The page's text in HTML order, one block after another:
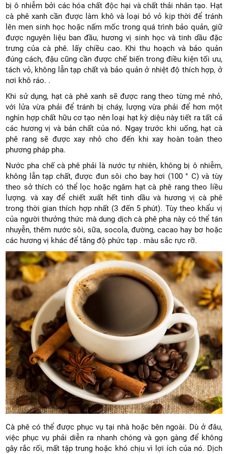
bị ô nhiễm bởi các hóa chất độc hại và chất thải nhân tạo. Hạt
cà phê xanh cần được làm khô và loại bỏ vỏ kịp thời để tránh
lên men sinh học hoặc nấm mốc trong quá trình bảo quản, giữ
được nguyên liệu ban đầu, hương vị sinh học và tinh dầu đặc
trưng của cà phê. lấy chiều cao. Khi thu hoạch và bảo quản
đúng cách, đậu cũng cần được chế biến trong điều kiện tối ưu,
tách vỏ, không lẫn tạp chất và bảo quản ở nhiệt độ thích hợp, ở
nơi khô ráo. .
Khi sử dụng, hạt cà phê xanh sẽ được rang theo từng mẻ nhỏ,
với lửa vừa phải để tránh bị cháy, lượng vừa phải để hơn một
nghìn hợp chất hữu cơ tạo nên loại hạt kỳ diệu này tiết ra tất cả
các hương vị và bản chất của nó. Ngay trước khi uống, hạt cà
phê rang sẽ được xay nhỏ cho đến khi xay hoàn toàn theo
phương pháp pha.
Nước pha chế cà phê phải là nước tự nhiên, không bị ô nhiễm,
không lẫn tạp chất, được đun sôi cho bay hơi (100 ° C) và tùy
theo sở thích có thể lọc hoặc ngâm hạt cà phê rang theo liều
lượng. và xay để chiết xuất hết tinh dầu và hương vị cà phê
trong thời gian thích hợp nhất (3 đến 5 phút). Tùy theo khẩu vị
của người thưởng thức mà dung dịch cà phê pha này có thể tán
nhuyễn, thêm nước sôi, sữa, socola, đường, cacao hay bơ hoặc
các hương vị khác để tăng độ phức tạp . màu sắc rực rỡ.
Cà phê có thể được phục vụ tại nhà hoặc bên ngoài. Dù ở đâu,
việc phục vụ phải diễn ra nhanh chóng và gọn gàng để không
gây rắc rối, mất tập trung hoặc khó chịu vì lợi ích của nó. Dịch